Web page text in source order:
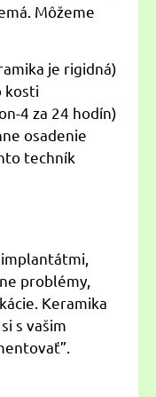
Môžeme
je rigidná)
kosti
4 za 24 hodín)
osadenie
techník
problémy,
Keramika
s vašim